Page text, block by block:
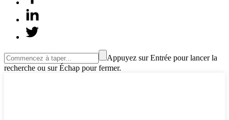
Appuyez sur Entrée pour lancer la
recherche ou sur Échap pour fermer.